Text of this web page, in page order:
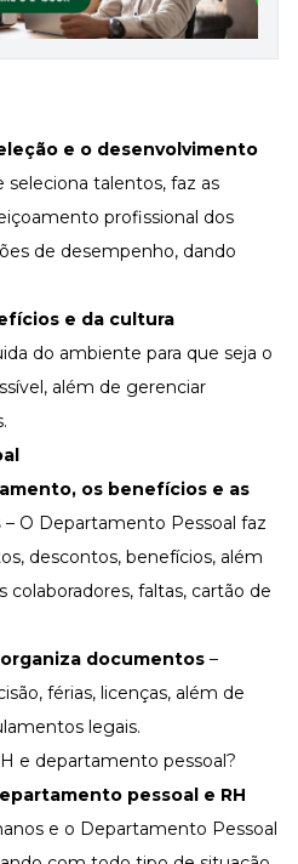
e o desenvolvimento
seleciona talentos, faz as
profissional dos
de desempenho, dando
e da cultura
do ambiente para que seja o
além de gerenciar
os benefícios e as
– O Departamento Pessoal faz
descontos, benefícios, além
colaboradores, faltas, cartão de
documentos –
férias, licenças, além de
legais.
pessoal e RH
e o Departamento Pessoal